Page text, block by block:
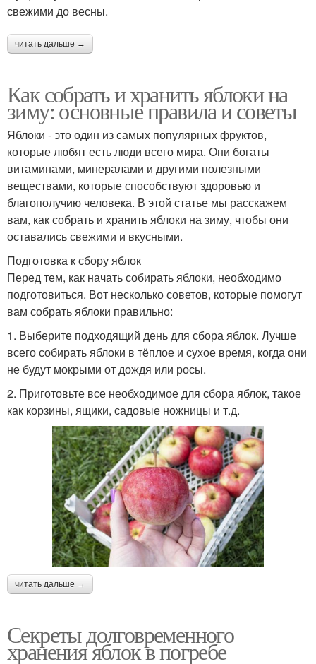
свежими до весны.
читать дальше →
Как собрать и хранить яблоки на
зиму: основные правила и советы
Яблоки - это один из самых популярных фруктов,
которые любят есть люди всего мира. Они богаты
витаминами, минералами и другими полезными
веществами, которые способствуют здоровью и
благополучию человека. В этой статье мы расскажем
вам, как собрать и хранить яблоки на зиму, чтобы они
оставались свежими и вкусными.
Подготовка к сбору яблок
Перед тем, как начать собирать яблоки, необходимо
подготовиться. Вот несколько советов, которые помогут
вам собрать яблоки правильно:
1. Выберите подходящий день для сбора яблок. Лучше
всего собирать яблоки в тёплое и сухое время, когда они
не будут мокрыми от дождя или росы.
2. Приготовьте все необходимое для сбора яблок, такое
как корзины, ящики, садовые ножницы и т.д.
читать дальше →
Секреты долговременного
хранения яблок в погребе